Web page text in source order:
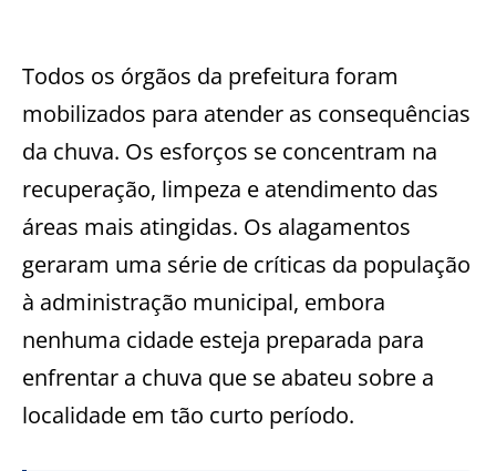
Todos os órgãos da prefeitura foram
mobilizados para atender as consequências
da chuva. Os esforços se concentram na
recuperação, limpeza e atendimento das
áreas mais atingidas. Os alagamentos
geraram uma série de críticas da população
à administração municipal, embora
nenhuma cidade esteja preparada para
enfrentar a chuva que se abateu sobre a
localidade em tão curto período.